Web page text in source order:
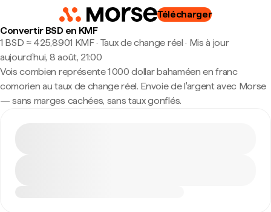
Télécharger
Convertir BSD en KMF
1 BSD ≈ 425,8901 KMF · Taux de change réel · Mis à jour
aujourd’hui, 8 août, 21:00
Vois combien représente 1 000 dollar bahaméen en franc
comorien au taux de change réel. Envoie de l'argent avec Morse
— sans marges cachées, sans taux gonflés.